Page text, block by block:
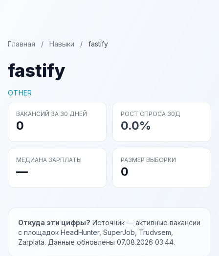
Главная / Навыки / fastify
fastify
OTHER
ВАКАНСИЙ ЗА 30 ДНЕЙ
0
РОСТ СПРОСА 30Д
0.0%
МЕДИАНА ЗАРПЛАТЫ
—
РАЗМЕР ВЫБОРКИ
0
Откуда эти цифры? Источник — активные вакансии
с площадок HeadHunter, SuperJob, Trudvsem,
Zarplata. Данные обновлены 07.08.2026 03:44.